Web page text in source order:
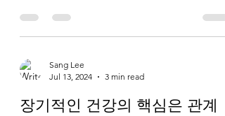
schools/ 2. 한국어 오디오 및...
Sang Lee
Jul 13, 2024
3 min read
장기적인 건강의 핵심은 관계